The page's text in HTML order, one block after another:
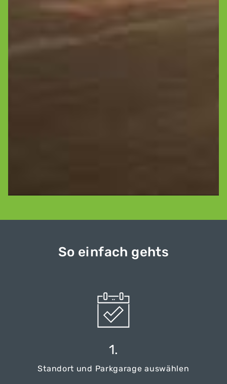
So einfach gehts
1.
Standort und Parkgarage auswählen